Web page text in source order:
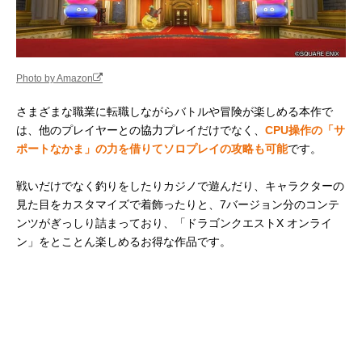
Photo by Amazon
さまざまな職業に転職しながらバトルや冒険が楽しめる本作で
は、他のプレイヤーとの協力プレイだけでなく、 CPU操作の「サ
ポートなかま」の力を借りてソロプレイの攻略も可能です。
戦いだけでなく釣りをしたりカジノで遊んだり、キャラクターの
見た目をカスタマイズで着飾ったりと、7バージョン分のコンテ
ンツがぎっしり詰まっており、「ドラゴンクエストX オンライ
ン」をとことん楽しめるお得な作品です。